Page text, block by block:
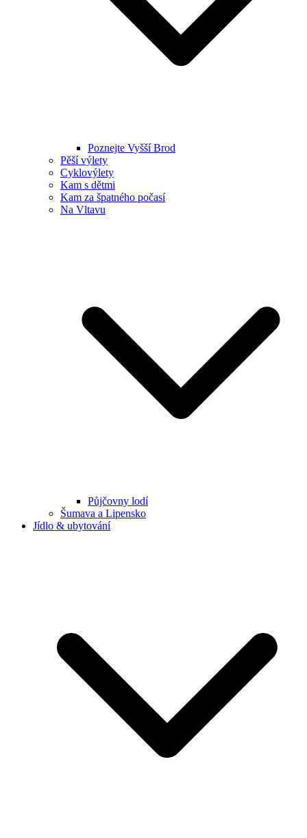
Poznejte Vyšší Brod
Pěší výlety
Cyklovýlety
Kam s dětmi
Kam za špatného počasí
Na Vltavu
Půjčovny lodí
Šumava a Lipensko
Jídlo & ubytování